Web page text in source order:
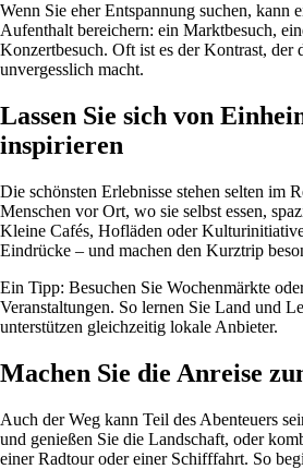
Wenn Sie eher Entspannung suchen, kann
Aufenthalt bereichern: ein Marktbesuch,
Konzertbesuch. Oft ist es der Kontrast, der
unvergesslich macht.
Lassen Sie sich von
inspirieren
Die schönsten Erlebnisse stehen selten im
Menschen vor Ort, wo sie selbst essen,
Kleine Cafés, Hofläden oder
Eindrücke – und machen den Kurztrip
Ein Tipp: Besuchen Sie Wochenmärkte
Veranstaltungen. So lernen Sie Land und
unterstützen gleichzeitig lokale Anbieter.
Machen Sie die Anreise
Auch der Weg kann Teil des Abenteuers
und genießen Sie die Landschaft, oder
einer Radtour oder einer Schifffahrt. So